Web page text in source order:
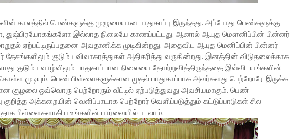
காலத்தில் பெண்களுக்கு முழுமையான பாதுகாப்பு இருந்தது. அப்போது பெண்களுக்கு
துஷ்பிரயோகங்களோ இல்லாத நிலையே காணப்பட்டது. ஆனால் ஆயுத மௌனிப்பின் பின்னர்
ஏற்பட்டிருப்பதனை அவதானிக்க முடிகின்றது. அதைவிட ஆயுத மெனிப்பின் பின்னர்
தேசங்களிலும் குடும்ப விவாகரத்துகள் அதிகரித்து வருகின்றது. இனத்தின் விடுதலைக்காக
குடும்ப வாழ்விலும் பாதுகாப்பான நிலையை தோற்றுவித்திருந்ததை இவ்விடயங்களின்
முடியும். பெண் பிள்ளைகளுக்கான முதல் பாதுகாப்பாக அவர்களது பெற்றோரே இருக்க
சூழலை ஒவ்வொரு பெற்றோரும் வீட்டில் ஏற்படுத்துவது அவசியமாகும். பெண்
குறித்த அக்கறையின் வெளிப்பாடாக பெற்றோர் வெளிப்படுத்தும் கட்டுப்பாடுகள் சில
பிள்ளைகளாகிய உங்களின் பார்வையில் படலாம்.